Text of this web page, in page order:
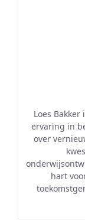
Loes
ervaring in
over
hart